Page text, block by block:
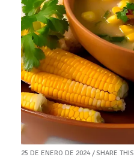
25 DE ENERO DE 2024 SHARE THIS